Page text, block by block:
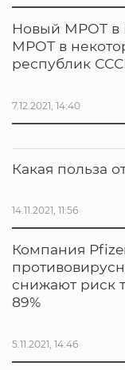
Новый МРОТ в
МРОТ в
республик
7.12.2021, 14:40
Какая польза
14.11.2021, 11:56
Компания
снижают риск
89%
5.11.2021, 14:46